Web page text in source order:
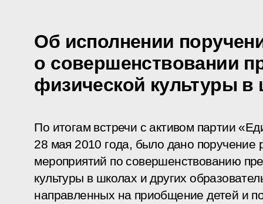
Об исполнении
о совершенствовании
физической культуры в
По итогам встречи с активом партии
28 мая 2010 года, было дано поручение
мероприятий по совершенствованию
культуры в школах и других
направленных на приобщение детей и